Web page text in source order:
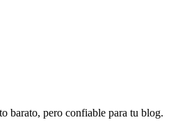
barato, pero confiable para tu blog.